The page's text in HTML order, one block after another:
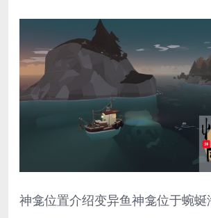
神龛位置介绍变异鱼神龛位于蜿蜒